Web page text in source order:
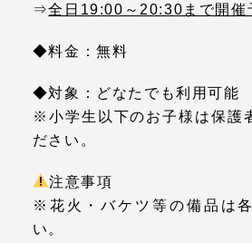
⇒全日19:00～20:30まで開催
◆料金：無料
◆対象：どなたでも利用可能
※小学生以下のお子様は保護
ださい。
注意事項
※花火・バケツ等の備品は
い。